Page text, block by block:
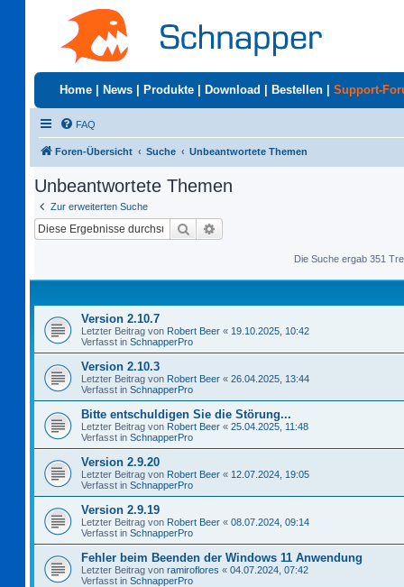
Home News Produkte Download Bestellen Support-
FAQ
Foren-Übersicht Suche Unbeantwortete Themen
Unbeantwortete Themen
Zur erweiterten Suche
Suche
Die Suche ergab 351
Version 2.10.7
Letzter Beitrag von Robert Beer « 19.10.2025, 10:42
Verfasst in SchnapperPro
Version 2.10.3
Letzter Beitrag von Robert Beer « 26.04.2025, 13:44
Verfasst in SchnapperPro
Bitte entschuldigen Sie die Störung...
Letzter Beitrag von Robert Beer « 25.04.2025, 11:48
Verfasst in SchnapperPro
Version 2.9.20
Letzter Beitrag von Robert Beer « 12.07.2024, 19:05
Verfasst in SchnapperPro
Version 2.9.19
Letzter Beitrag von Robert Beer « 08.07.2024, 09:14
Verfasst in SchnapperPro
Fehler beim Beenden der Windows 11 Anwendung
Letzter Beitrag von ramiroflores « 04.07.2024, 07:42
Verfasst in SchnapperPro